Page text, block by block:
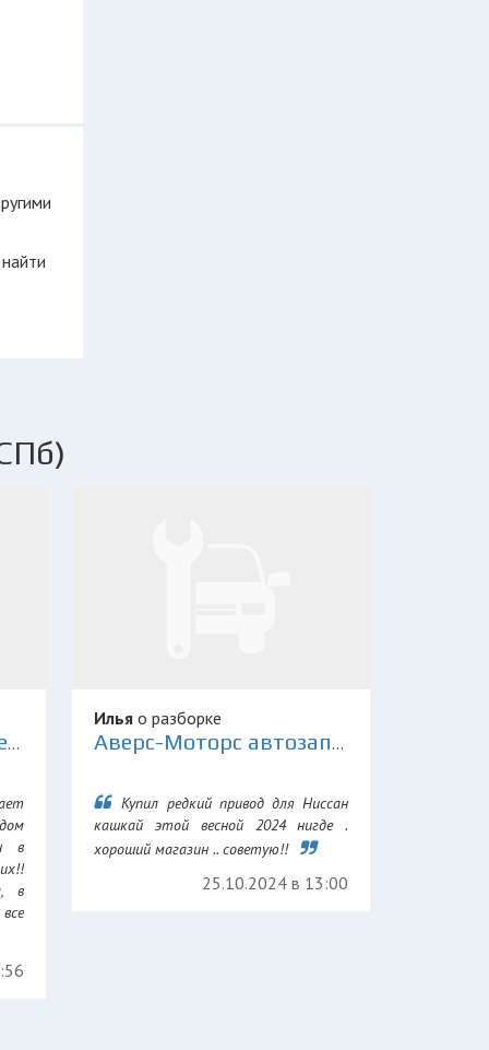
Склад Контрактных Деталей 78
в
в
Илья о разборке
Аверс-Моторс автозапчасти для иномарок
Купил редкий привод для Ниссан
кашкай этой весной 2024 нигде .
хороший магазин .. советую!!
25.10.2024 в 13:00